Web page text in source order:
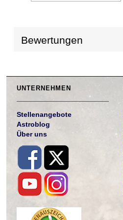
Bewertungen
UNTERNEHMEN
Stellenangebote
Astroblog
Über uns